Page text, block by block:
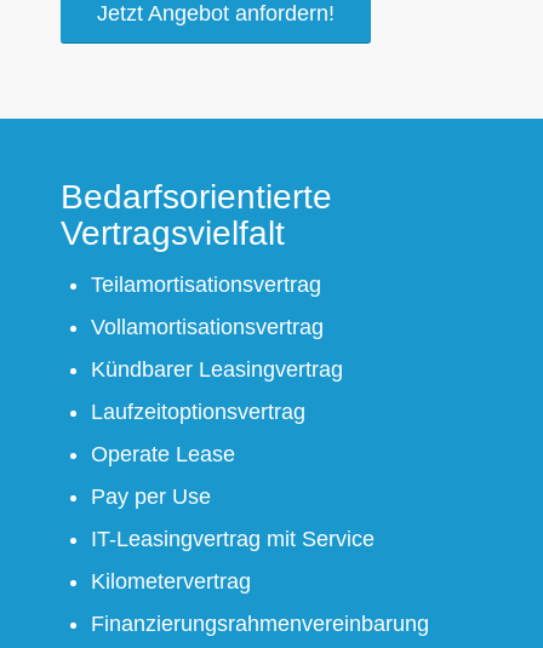
Jetzt Angebot anfordern!
Bedarfsorientierte
Vertragsvielfalt
Teilamortisationsvertrag
Vollamortisationsvertrag
Kündbarer Leasingvertrag
Laufzeitoptionsvertrag
Operate Lease
Pay per Use
IT-Leasingvertrag mit Service
Kilometervertrag
Finanzierungsrahmenvereinbarung